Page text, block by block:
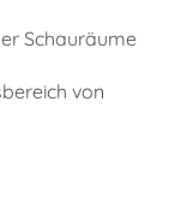
Schauräume
von